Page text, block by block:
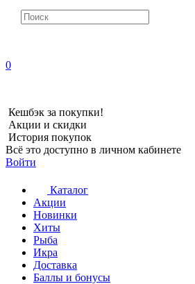
0
Кешбэк за покупки!
Акции и скидки
История покупок
Всё это доступно в личном кабинете
Войти
Каталог
Акции
Новинки
Хиты
Рыба
Икра
Доставка
Баллы и бонусы